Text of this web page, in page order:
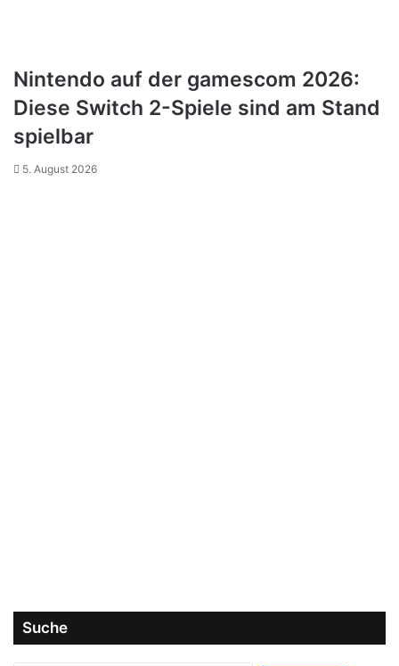
Nintendo auf der gamescom 2026:
Diese Switch 2-Spiele sind am Stand
spielbar
5. August 2026
Suche